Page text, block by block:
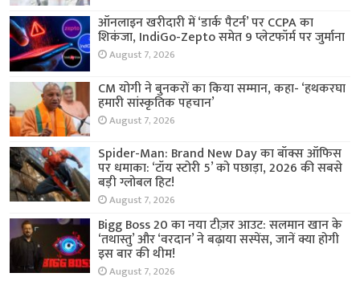
ऑनलाइन खरीदारी में ‘डार्क पैटर्न’ पर CCPA का
शिकंजा, IndiGo-Zepto समेत 9 प्लेटफॉर्म पर जुर्माना
August 7, 2026
CM योगी ने बुनकरों का किया सम्मान, कहा- ‘हथकरघा
हमारी सांस्कृतिक पहचान’
August 7, 2026
Spider-Man: Brand New Day का बॉक्स ऑफिस
पर धमाका: ‘टॉय स्टोरी 5’ को पछाड़ा, 2026 की सबसे
बड़ी ग्लोबल हिट!
August 7, 2026
Bigg Boss 20 का नया टीज़र आउट: सलमान खान के
‘तथास्तु’ और ‘वरदान’ ने बढ़ाया सस्पेंस, जानें क्या होगी
इस बार की थीम!
August 7, 2026